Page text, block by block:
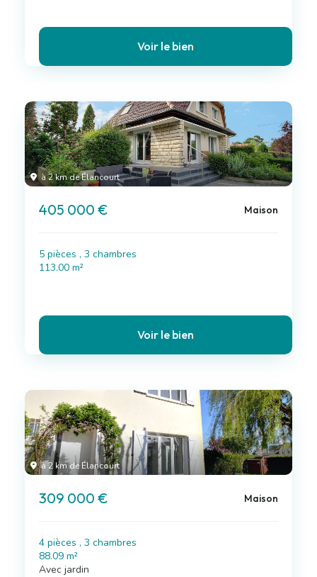
Voir le bien
à 2 km de Élancourt
405 000 € Maison
5 pièces , 3 chambres
113.00 m²
Voir le bien
à 2 km de Élancourt
309 000 € Maison
4 pièces , 3 chambres
88.09 m²
Avec jardin